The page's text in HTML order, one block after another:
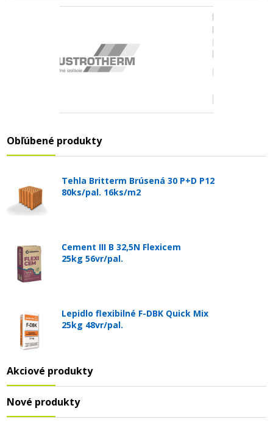
Obľúbené produkty
Tehla Britterm Brúsená 30 P+D P12
80ks/pal. 16ks/m2
Cement III B 32,5N Flexicem
25kg 56vr/pal.
Lepidlo flexibilné F-DBK Quick Mix
25kg 48vr/pal.
Akciové produkty
Nové produkty